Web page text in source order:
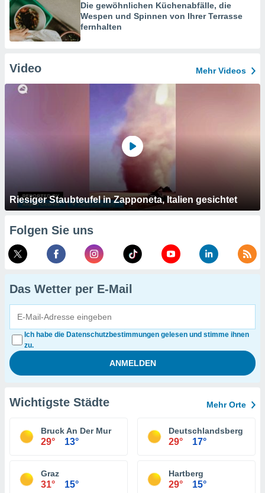
Die gewöhnlichen Küchenabfälle, die
Wespen und Spinnen von Ihrer Terrasse
fernhalten
Video Mehr Videos
Riesiger Staubteufel in Zapponeta, Italien gesichtet
Folgen Sie uns
Das Wetter per E-Mail
Ich habe die Datenschutzbestimmungen gelesen und stimme ihnen
zu.
Wichtigste Städte Mehr Orte
Bruck An Der Mur
29° 13°
Deutschlandsberg
29° 17°
Graz
31° 15°
Hartberg
29° 15°